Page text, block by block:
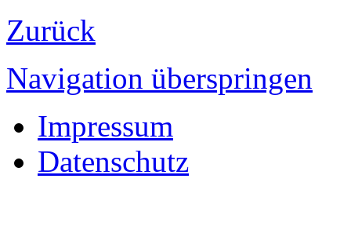
Zurück
Navigation überspringen
Impressum
Datenschutz